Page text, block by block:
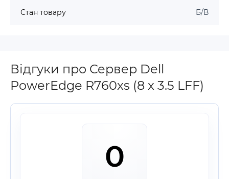
Стан товару Б/В
Відгуки про Cepвep Dell
PowerEdge R760xs (8 x 3.5 LFF)
0